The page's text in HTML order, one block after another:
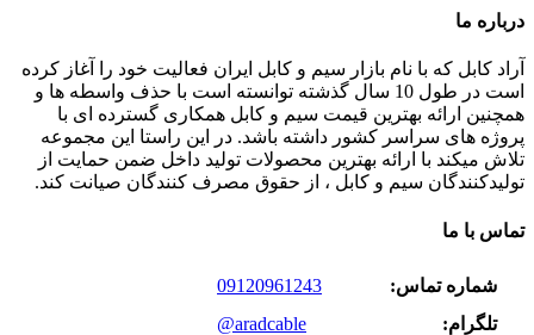
درباره ما
آراد کابل که با نام بازار سیم و کابل ایران فعالیت خود را آغاز کرده
است در طول 10 سال گذشته توانسته است با حذف واسطه ها و
همچنین ارائه بهترین قیمت سیم و کابل همکاری گسترده ای با
پروژه های سراسر کشور داشته باشد. در این راستا این مجموعه
تلاش میکند با ارائه بهترین محصولات تولید داخل ضمن حمایت از
تولیدکنندگان سیم و کابل ، از حقوق مصرف کنندگان صیانت کند.
تماس با ما
شماره تماس:
09120961243
تلگرام:
@aradcable